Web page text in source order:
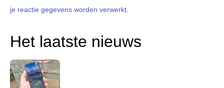
je reactie gegevens worden verwerkt
Het laatste nieuws